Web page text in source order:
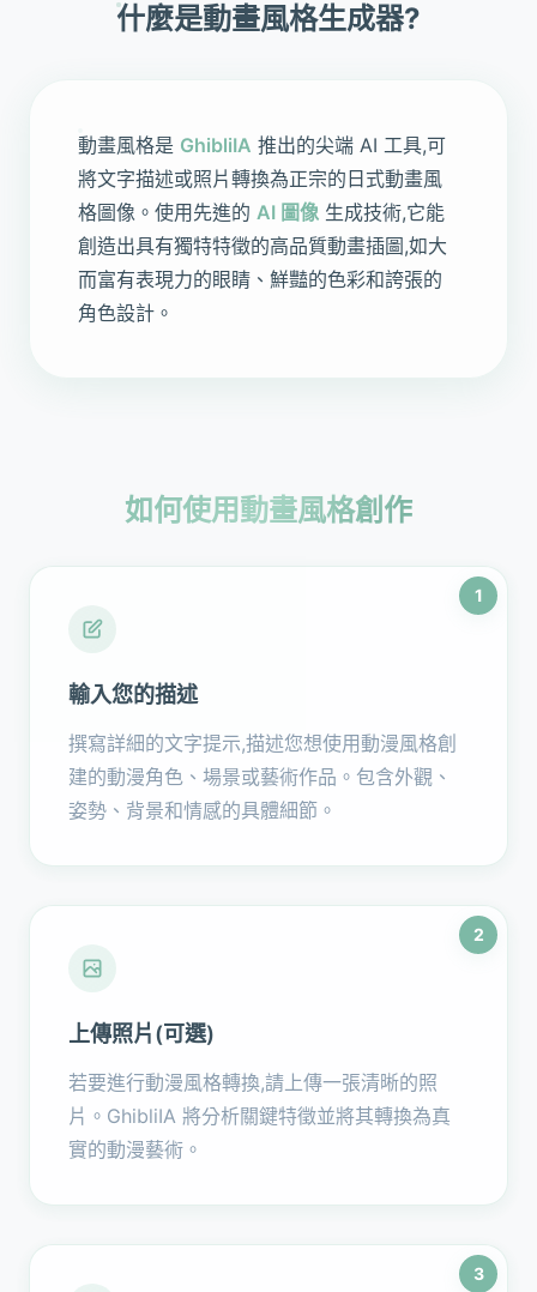
什麼是動畫風格生成器?
動畫風格是 GhibliIA 推出的尖端 AI 工具,可
將文字描述或照片轉換為正宗的日式動畫風
格圖像。使用先進的 AI 圖像 生成技術,它能
創造出具有獨特特徵的高品質動畫插圖,如大
而富有表現力的眼睛、鮮豔的色彩和誇張的
角色設計。
如何使用動畫風格創作
1
輸入您的描述
撰寫詳細的文字提示,描述您想使用動漫風格創
建的動漫角色、場景或藝術作品。包含外觀、
姿勢、背景和情感的具體細節。
2
上傳照片(可選)
若要進行動漫風格轉換,請上傳一張清晰的照
片。GhibliIA 將分析關鍵特徵並將其轉換為真
實的動漫藝術。
3